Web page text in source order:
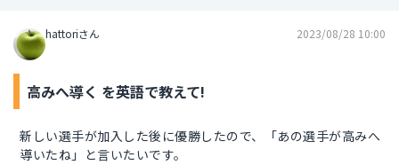
hattoriさん 2023/08/28 10:00
高みへ導く を英語で教えて!
新しい選手が加入した後に優勝したので、「あの選手が高みへ
導いたね」と言いたいです。